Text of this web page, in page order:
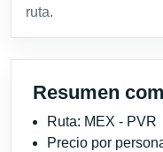
ruta.
Resumen
Ruta: MEX - PVR
Precio por